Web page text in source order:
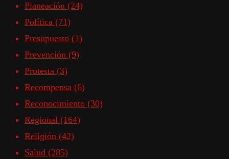
Planeación (24)
Política (71)
Presupuesto (1)
Prevención (9)
Protesta (3)
Recompensa (6)
Reconocimiento (30)
Regional (164)
Religión (42)
Salud (285)